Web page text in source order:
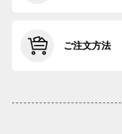
ご注文方法